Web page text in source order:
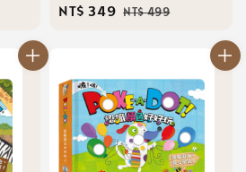
Sale
NT$ 349 Regular
NT$ 499